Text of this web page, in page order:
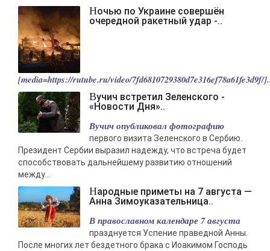
Ночью по Украине совершён
очередной ракетный удар -..
[media=https://rutube.ru/video/7fd6810729380d7e316ef78a61fe3d9f/
Вучич встретил Зеленского -
«Новости Дня»..
Вучич опубликовал фотографию
первого визита Зеленского в Сербию.
Президент Сербии выразил надежду, что встреча будет
способствовать дальнейшему развитию отношений
между...
Народные приметы на 7 августа —
Анна Зимоуказательница..
В православном календаре 7 августа
празднуется Успение праведной Анны.
После многих лет бездетного брака с Иоакимом Господь